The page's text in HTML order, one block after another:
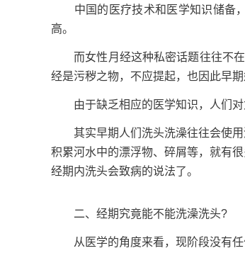
中国的医疗技术和医学知识储备，
高。
而女性月经这种私密话题往往不在“
经是污秽之物，不应提起，也因此早
由于缺乏相应的医学知识，人们对
其实早期人们洗头洗澡往往会使用
积累河水中的漂浮物、碎屑等，就有
经期内洗头会致病的说法了。
二、经期究竟能不能洗澡洗头?
从医学的角度来看，现阶段没有任